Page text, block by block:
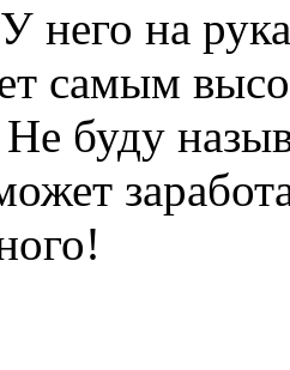
него на
самым
буду